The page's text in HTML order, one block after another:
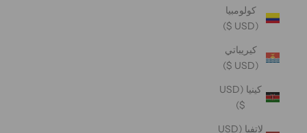
كولومبيا
(USD $)
كيريباتي
(USD $)
كينيا (USD
$)
لاتفيا (USD